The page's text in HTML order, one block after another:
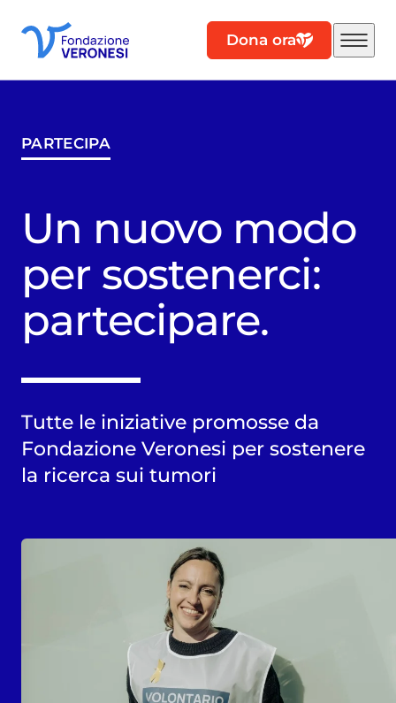
Dona ora
PARTECIPA
Un nuovo modo
per sostenerci:
partecipare.
Tutte le iniziative promosse da
Fondazione Veronesi per sostenere
la ricerca sui tumori